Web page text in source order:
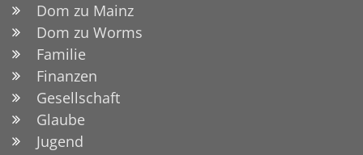
Dom zu Mainz
Dom zu Worms
Familie
Finanzen
Gesellschaft
Glaube
Jugend